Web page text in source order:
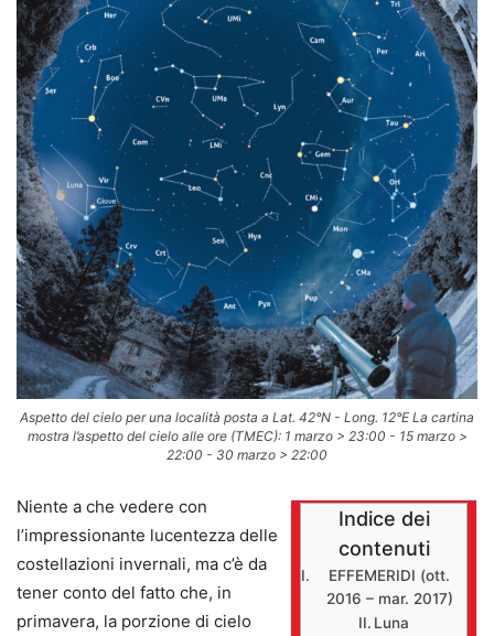
Aspetto del cielo per una località posta a Lat. 42°N - Long. 12°E La cartina
mostra l’aspetto del cielo alle ore (TMEC): 1 marzo > 23:00 - 15 marzo >
22:00 - 30 marzo > 22:00
Indice dei
contenuti
EFFEMERIDI (ott.
2016 – mar. 2017)
Luna
Niente a che vedere con
l’impressionante lucentezza delle
costellazioni invernali, ma c’è da
tener conto del fatto che, in
primavera, la porzione di cielo